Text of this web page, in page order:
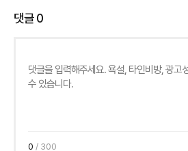
댓글0
0 / 300